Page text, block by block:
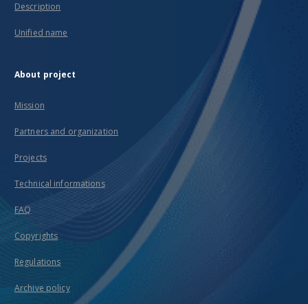
Description
Unified name
About project
Mission
Partners and organization
Projects
Technical informations
FAQ
Copyrights
Regulations
Archive policy